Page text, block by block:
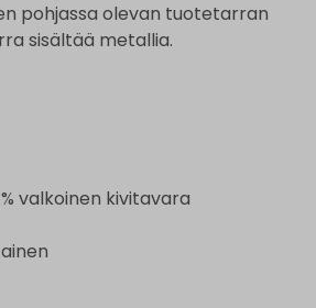
pohjassa olevan tuotetarran
sisältää metallia.
valkoinen kivitavara